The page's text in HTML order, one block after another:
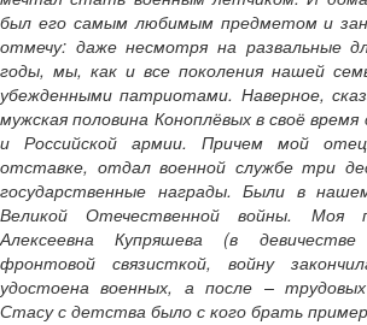
был его самым любимым предметом и
отмечу: даже несмотря на развальные
годы, мы, как и все поколения нашей
убежденными патриотами. Наверное,
мужская половина Коноплёвых в своё
и Российской армии. Причем мой
отставке, отдал военной службе три
государственные награды. Были в
Великой Отечественной войны. Моя
Алексеевна Купряшева (в
фронтовой связисткой, войну
удостоена военных, а после –
Стасу с детства было с кого брать